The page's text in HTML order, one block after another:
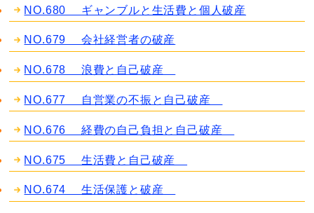
NO.680 ギャンブルと生活費と個人破産
NO.679 会社経営者の破産
NO.678 浪費と自己破産
NO.677 自営業の不振と自己破産
NO.676 経費の自己負担と自己破産
NO.675 生活費と自己破産
NO.674 生活保護と破産